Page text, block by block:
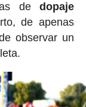
dedopaje
de apenas
observar un